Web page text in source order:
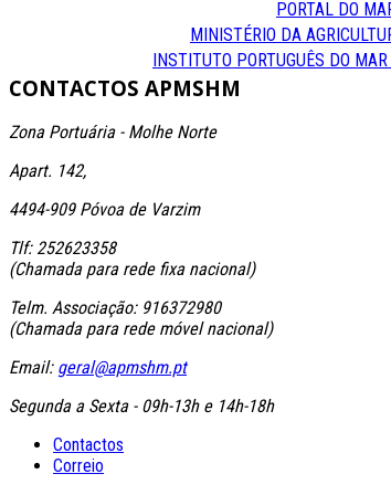
PORTAL DO
MINISTÉRIO DA
INSTITUTO PORTUGUÊS DO
CONTACTOS APMSHM
Zona Portuária - Molhe Norte
Apart. 142,
4494-909 Póvoa de Varzim
Tlf: 252623358
(Chamada para rede fixa nacional)
Telm. Associação: 916372980
(Chamada para rede móvel nacional)
Email: geral@apmshm.pt
Segunda a Sexta - 09h-13h e 14h-18h
Contactos
Correio